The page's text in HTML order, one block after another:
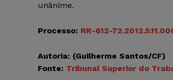
unânime.
Processo: RR-612-
Autoria: (Guilherme Santos/CF)
Fonte: Tribunal Superior do